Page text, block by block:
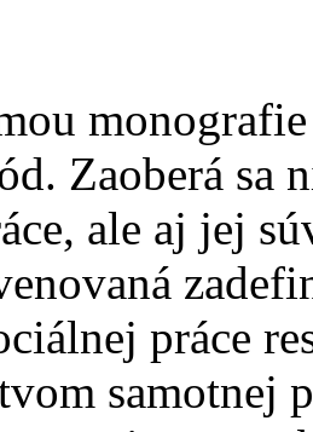
Zaoberá sa
ale aj jej
práce
samotnej